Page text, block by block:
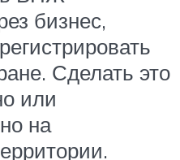
бизнес,
Сделать это
или
на